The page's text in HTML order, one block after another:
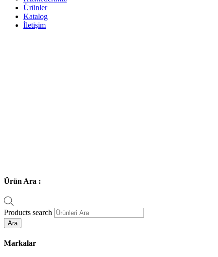
Ürünler
Katalog
İletişim
Ürün Ara :
Products search
Ara
Markalar